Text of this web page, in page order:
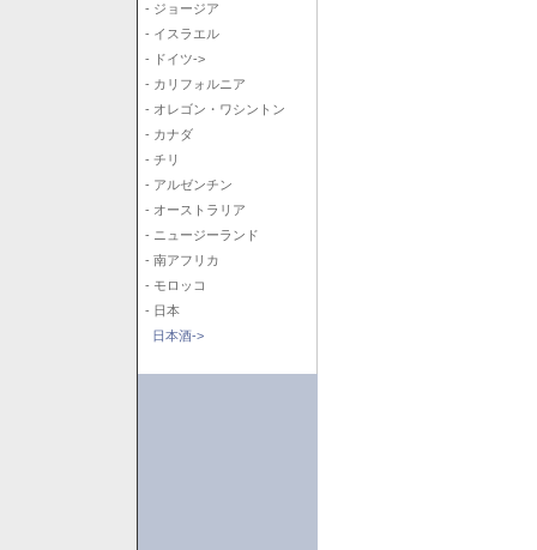
- ジョージア
- イスラエル
- ドイツ->
- カリフォルニア
- オレゴン・ワシントン
- カナダ
- チリ
- アルゼンチン
- オーストラリア
- ニュージーランド
- 南アフリカ
- モロッコ
- 日本
日本酒->